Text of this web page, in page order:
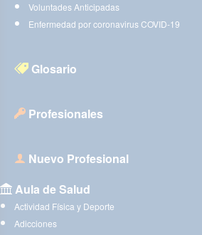
Voluntades Anticipadas
Enfermedad por coronavirus COVID-19
Glosario
Profesionales
Nuevo Profesional
Aula de Salud
Actividad Física y Deporte
Adicciones